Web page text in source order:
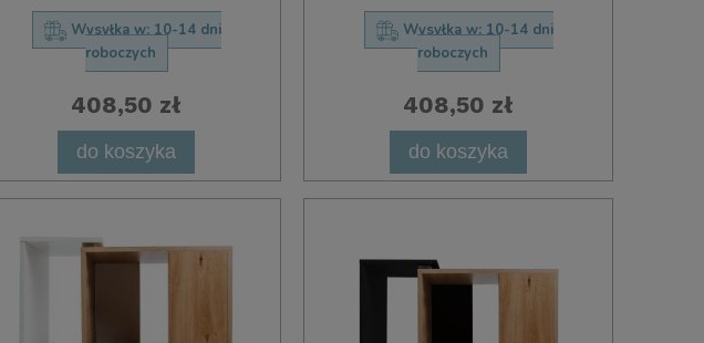
Wysyłka w: 10-14 dni
roboczych
408,50 zł
do koszyka
Wysyłka w: 10-14 dni
roboczych
408,50 zł
do koszyka